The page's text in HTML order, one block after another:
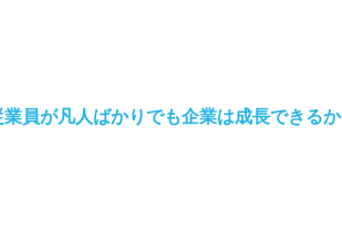
員が凡人ばかりでも企業は成長できるか